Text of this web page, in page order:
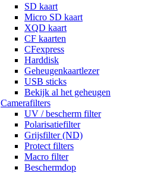
SD kaart
Micro SD kaart
XQD kaart
CF kaarten
CFexpress
Harddisk
Geheugenkaartlezer
USB sticks
Bekijk al het geheugen
Camerafilters
UV / bescherm filter
Polarisatiefilter
Grijsfilter (ND)
Protect filters
Macro filter
Beschermdop